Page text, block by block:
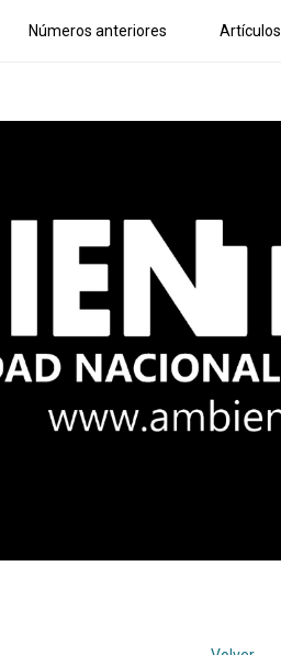
Números anteriores Artículos